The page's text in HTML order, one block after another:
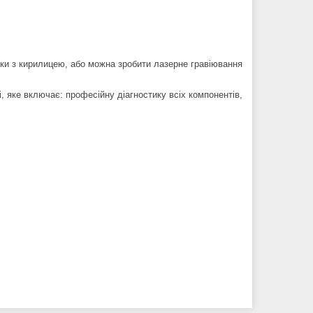
з кирилицею, або можна зробити лазерне гравіювання
включає: професійну діагностику всіх компонентів,